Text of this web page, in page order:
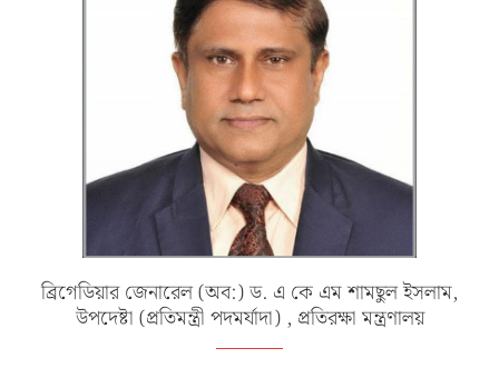
ব্রিগেডিয়ার জেনারেল (অব:) ড. এ কে এম শামছুল ইসলাম,
উপদেষ্টা (প্রতিমন্ত্রী পদমর্যাদা) , প্রতিরক্ষা মন্ত্রণালয়